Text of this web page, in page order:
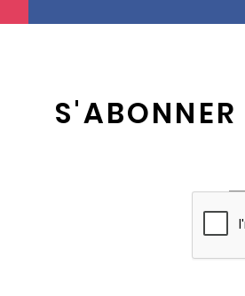
S'ABONNER